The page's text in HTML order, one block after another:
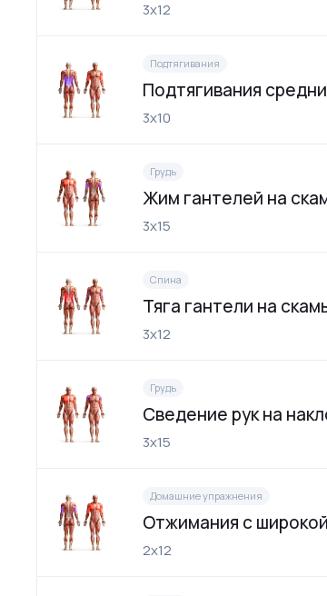
3х12
Подтягивания
Подтягивания
3х10
Грудь
Жим гантелей на
3х15
Спина
Тяга гантели на
3х12
Грудь
Сведение рук на
3х15
Домашние упражнения
Отжимания с
2х12